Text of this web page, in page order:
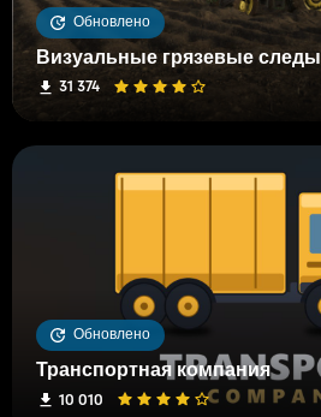
Обновлено
Визуальные грязевые следы
31 374
Обновлено
Транспортная компания
10 010